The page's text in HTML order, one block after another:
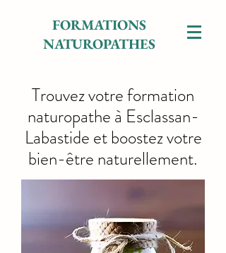
FORMATIONS
NATUROPATHES
Trouvez votre formation
naturopathe à Esclassan-
Labastide et boostez votre
bien-être naturellement.